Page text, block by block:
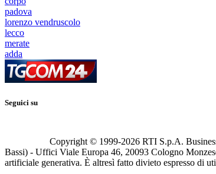
padova
lorenzo vendruscolo
lecco
merate
adda
Seguici su
Copyright © 1999-2026 RTI S.p.A.
Bassi) - Uffici Viale Europa 46, 20093 Cologno
artificiale generativa. È altresì fatto divieto espresso di